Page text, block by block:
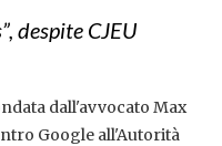
despite CJEU
dall'avvocato Max
Google all'Autorità